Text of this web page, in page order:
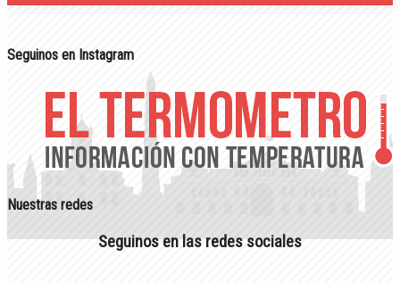
Seguinos en Instagram
Nuestras redes
Seguinos en las redes sociales